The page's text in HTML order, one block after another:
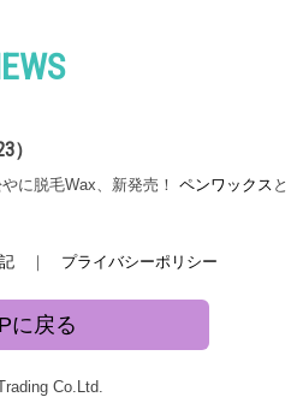
）
に脱毛Wax、新発売！ ペンワックス と
｜ プライバシーポリシー
に戻る
Co.Ltd.